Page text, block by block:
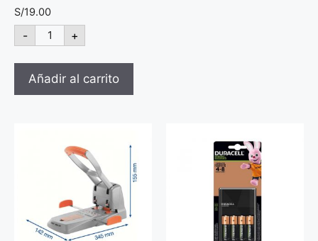
S/19.00
- +
Añadir al carrito